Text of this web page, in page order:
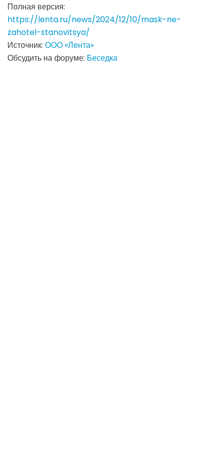
Полная версия:
https://lenta.ru/news/2024/12/10/mask-ne-
zahotel-stanovitsya/
Источник: ООО «Лента»
Обсудить на форуме: Беседка